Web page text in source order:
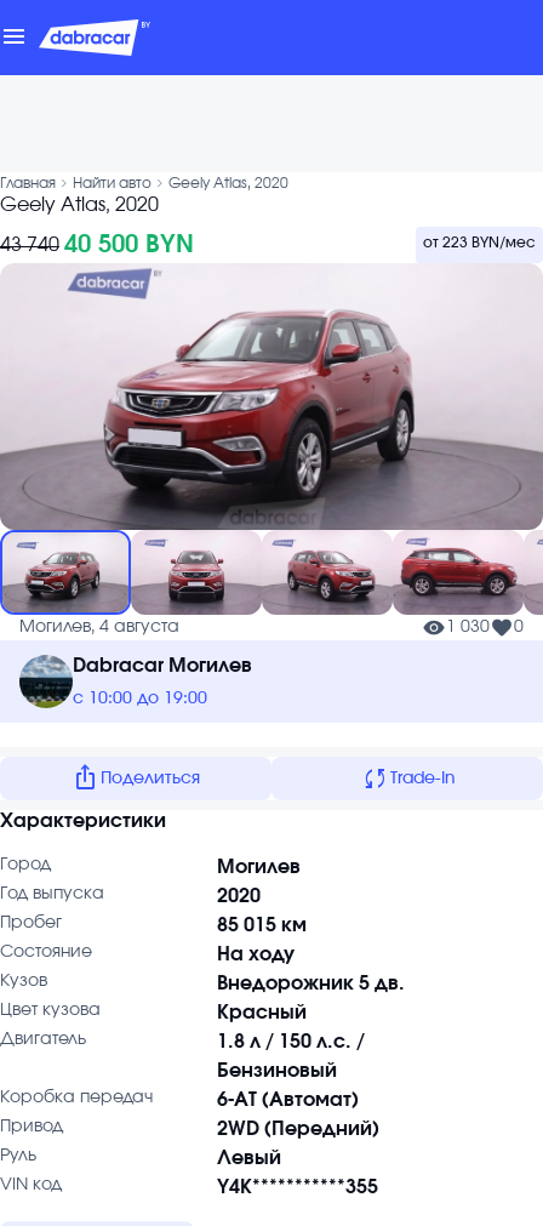
menu
Главная chevron_forward Найти авто chevron_forward Geely Atlas, 2020
Geely Atlas, 2020
43 740 40 500 BYN от 223 BYN /мес
Могилев, 4 августа 1 030 0
Dabracar Могилев
с 10:00 до 19:00
ios_share Поделиться sync Trade-In
Характеристики
Город Могилев
Год выпуска 2020
Пробег 85 015 км
Состояние На ходу
Кузов Внедорожник 5 дв.
Цвет кузова Красный
Двигатель
1.8 л / 150 л.с. /
Бензиновый
Коробка передач 6-AT (Автомат)
Привод 2WD (Передний)
Руль Левый
VIN код Y4K***********355